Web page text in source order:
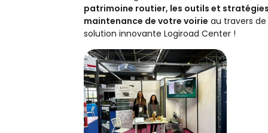
patrimoine routier, les outils et
maintenance de votre voirie au travers
solution innovante Logiroad Center !